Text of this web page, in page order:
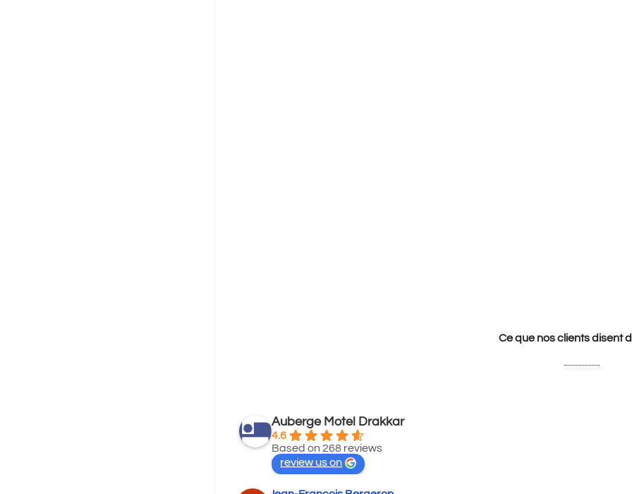
Ce que nos clients disent
Auberge Motel Drakkar
4.6
Based on 268 reviews
review us on